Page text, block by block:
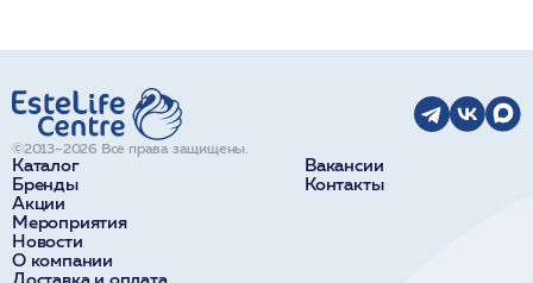
Каталог
Бренды
Акции
Мероприятия
Новости
О компании
Вакансии
Контакты
©2013–2026 Все права защищены.